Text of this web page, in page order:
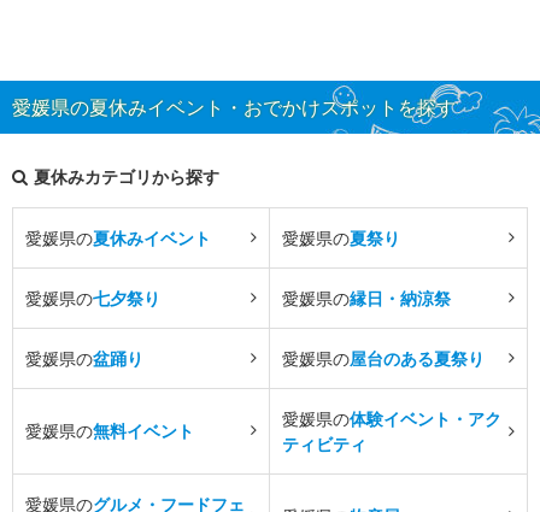
愛媛県の夏休みイベント・おでかけスポットを探す
夏休みカテゴリから探す
愛媛県の夏休みイベント 愛媛県の夏祭り
愛媛県の七夕祭り 愛媛県の縁日・納涼祭
愛媛県の盆踊り 愛媛県の屋台のある夏祭り
愛媛県の無料イベント
愛媛県の体験イベント・アク
ティビティ
愛媛県のグルメ・フードフェ